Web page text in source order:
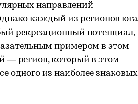
направлений
каждый из регионов юга
рекреационный потенциал,
примером в этом
— регион, который в этом
одного из наиболее знаковых